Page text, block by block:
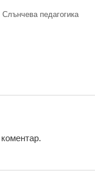
Слънчева педагогика